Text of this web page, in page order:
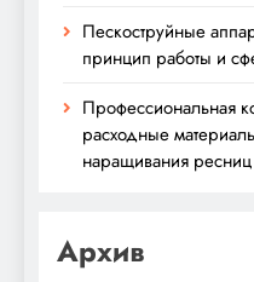
Пескоструйные
принцип работы и
Профессиональная
расходные
наращивания
Архив